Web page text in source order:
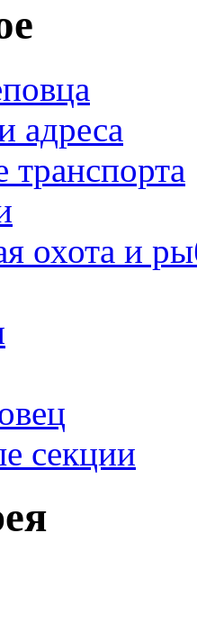
адреса
транспорта
охота и
секции